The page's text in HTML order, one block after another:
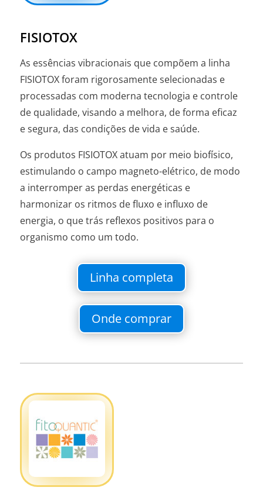
FISIOTOX
As essências vibracionais que compõem a linha
FISIOTOX foram rigorosamente selecionadas e
processadas com moderna tecnologia e controle
de qualidade, visando a melhora, de forma eficaz
e segura, das condições de vida e saúde.
Os produtos FISIOTOX atuam por meio biofísico,
estimulando o campo magneto-elétrico, de modo
a interromper as perdas energéticas e
harmonizar os ritmos de fluxo e influxo de
energia, o que trás reflexos positivos para o
organismo como um todo.
Linha completa
Onde comprar